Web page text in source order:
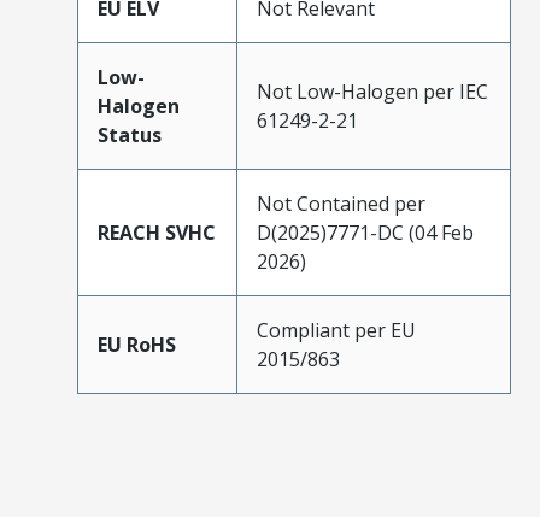
EU ELV Not Relevant
Low-
Halogen
Status
Not Low-Halogen per IEC
61249-2-21
REACH SVHC
Not Contained per
D(2025)7771-DC (04 Feb
2026)
EU RoHS
Compliant per EU
2015/863